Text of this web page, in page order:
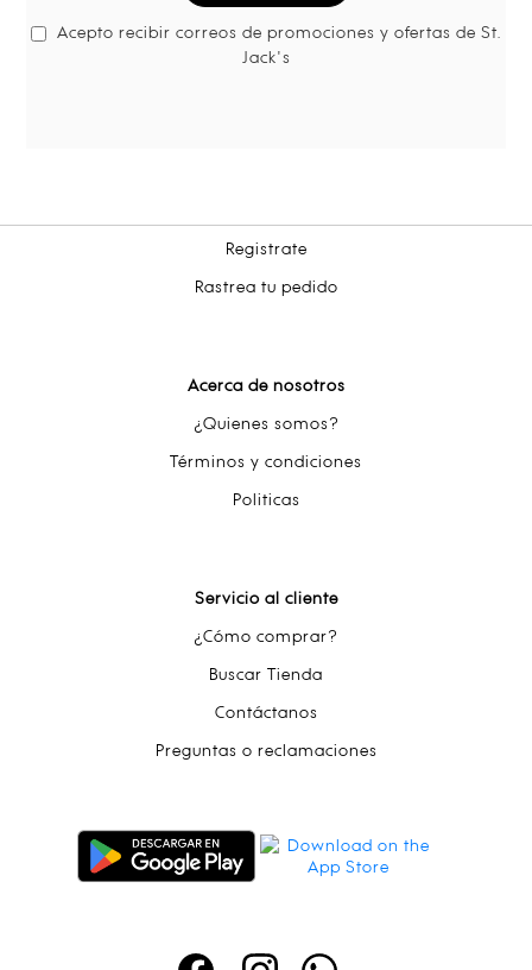
Acepto recibir correos de promociones y ofertas de St.
Jack's
Registrate
Rastrea tu pedido
Acerca de nosotros
¿Quienes somos?
Términos y condiciones
Politicas
Servicio al cliente
¿Cómo comprar?
Buscar Tienda
Contáctanos
Preguntas o reclamaciones